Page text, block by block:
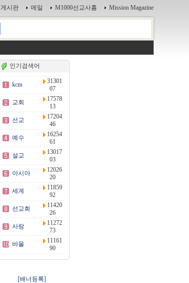
게시판 메일 M1000선교사홈 Mission Magazine
인기검색어
kcm
31301
07
교회
17578
13
선교
17204
46
예수
16254
61
설교
13017
03
아시아
12026
20
세계
11859
92
선교회
11420
26
사랑
11272
73
바울
11161
90
[배너등록]